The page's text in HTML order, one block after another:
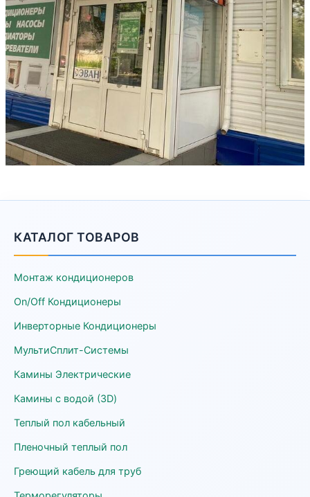
КАТАЛОГ ТОВАРОВ
Монтаж кондиционеров
On/Off Кондиционеры
Инверторные Кондиционеры
МультиСплит-Системы
Камины Электрические
Камины с водой (3D)
Теплый пол кабельный
Пленочный теплый пол
Греющий кабель для труб